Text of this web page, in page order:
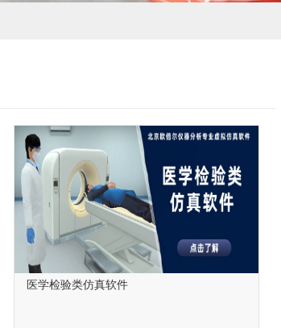
医学检验类仿真软件